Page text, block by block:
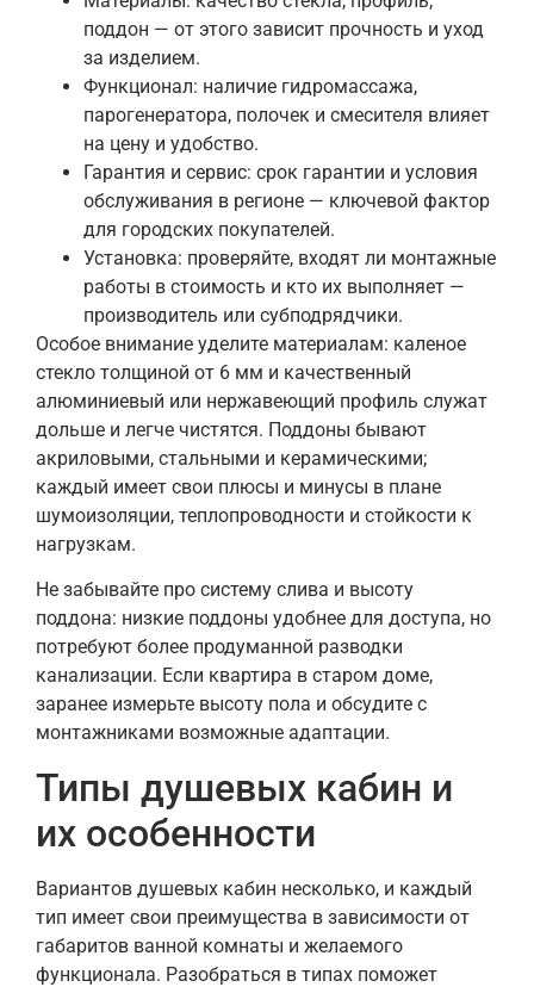
поддон — от этого зависит прочность и уход
за изделием.
Функционал: наличие гидромассажа,
парогенератора, полочек и смесителя влияет
на цену и удобство.
Гарантия и сервис: срок гарантии и условия
обслуживания в регионе — ключевой фактор
для городских покупателей.
Установка: проверяйте, входят ли монтажные
работы в стоимость и кто их выполняет —
производитель или субподрядчики.
Особое внимание уделите материалам: каленое
стекло толщиной от 6 мм и качественный
алюминиевый или нержавеющий профиль служат
дольше и легче чистятся. Поддоны бывают
акриловыми, стальными и керамическими;
каждый имеет свои плюсы и минусы в плане
шумоизоляции, теплопроводности и стойкости к
нагрузкам.
Не забывайте про систему слива и высоту
поддона: низкие поддоны удобнее для доступа, но
потребуют более продуманной разводки
канализации. Если квартира в старом доме,
заранее измерьте высоту пола и обсудите с
монтажниками возможные адаптации.
Типы душевых кабин и
их особенности
Вариантов душевых кабин несколько, и каждый
тип имеет свои преимущества в зависимости от
габаритов ванной комнаты и желаемого
функционала. Разобраться в типах поможет